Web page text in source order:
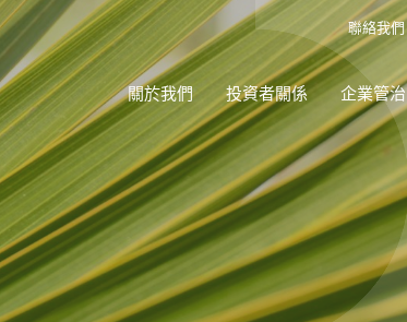
聯絡我們
關於我們 投資者關係 企業管治